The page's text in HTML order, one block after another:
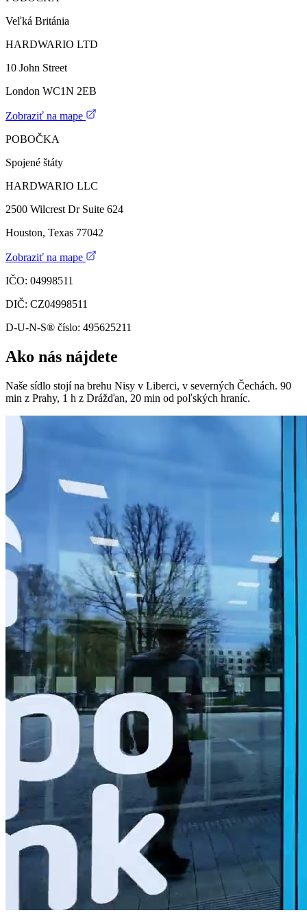
Veľká Británia
HARDWARIO LTD
10 John Street
London WC1N 2EB
Zobraziť na mape
POBOČKA
Spojené štáty
HARDWARIO LLC
2500 Wilcrest Dr Suite 624
Houston, Texas 77042
Zobraziť na mape
IČO: 04998511
DIČ: CZ04998511
D-U-N-S® číslo: 495625211
Ako nás nájdete
Naše sídlo stojí na brehu Nisy v Liberci, v severných Čechách. 90
min z Prahy, 1 h z Drážďan, 20 min od poľských hraníc.